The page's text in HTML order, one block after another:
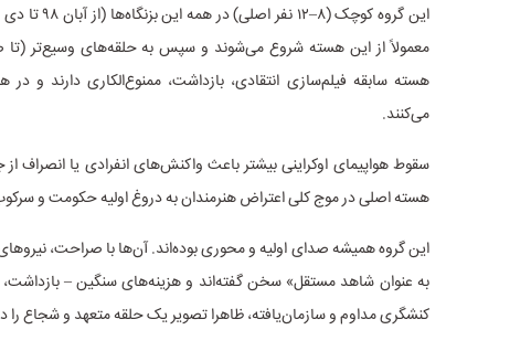
معمولاً از این هسته شروع می‌شوند و سپس به حلقه‌های وسیع‌تر (تا
هسته سابقه فیلم‌سازی انتقادی، بازداشت، ممنوع‌الکاری دارند و
می‌کنند.
سقوط هواپیمای اوکراینی بیشتر باعث واکنش‌های انفرادی یا انصراف از
هسته اصلی در موج کلی اعتراض هنرمندان به دروغ اولیه حکومت و
این گروه همیشه صدای اولیه و محوری بوده‌اند. آن‌ها با صراحت، نیروهای
به عنوان شاهد مستقل» سخن گفته‌اند و هزینه‌های سنگین – بازداشت،
کنشگری مداوم و سازمان‌یافته، ظاهرا تصویر یک حلقه متعهد و شجاع